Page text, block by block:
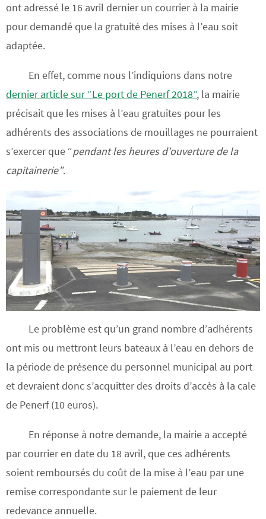
ont adressé le 16 avril dernier un courrier à la mairie
pour demandé que la gratuité des mises à l’eau soit
adaptée.
En effet, comme nous l’indiquions dans notre
dernier article sur “Le port de Penerf 2018”, la mairie
précisait que les mises à l’eau gratuites pour les
adhérents des associations de mouillages ne pourraient
s’exercer que “pendant les heures d’ouverture de la
capitainerie”.
Le problème est qu’un grand nombre d’adhérents
ont mis ou mettront leurs bateaux à l’eau en dehors de
la période de présence du personnel municipal au port
et devraient donc s’acquitter des droits d’accès à la cale
de Penerf (10 euros).
En réponse à notre demande, la mairie a accepté
par courrier en date du 18 avril, que ces adhérents
soient remboursés du coût de la mise à l’eau par une
remise correspondante sur le paiement de leur
redevance annuelle.